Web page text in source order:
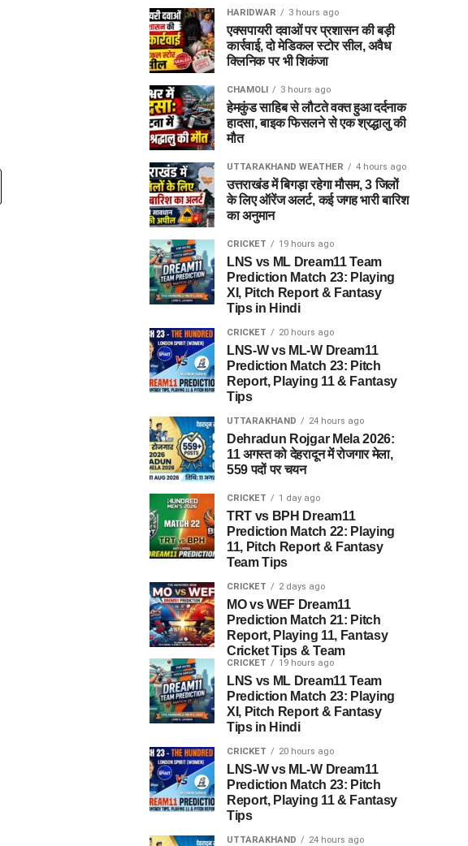
HARIDWAR 3 hours ago
एक्सपायरी दवाओं पर प्रशासन की बड़ी
कार्रवाई, दो मेडिकल स्टोर सील, अवैध
क्लिनिक पर भी शिकंजा
CHAMOLI 3 hours ago
हेमकुंड साहिब से लौटते वक्त हुआ दर्दनाक
हादसा, बाइक फिसलने से एक श्रद्धालु की
मौत
UTTARAKHAND WEATHER 4 hours ago
उत्तराखंड में बिगड़ा रहेगा मौसम, 3 जिलों
के लिए ऑरेंज अलर्ट, कई जगह भारी बारिश
का अनुमान
CRICKET 19 hours ago
LNS vs ML Dream11 Team
Prediction Match 23: Playing
XI, Pitch Report & Fantasy
Tips in Hindi
CRICKET 20 hours ago
LNS-W vs ML-W Dream11
Prediction Match 23: Pitch
Report, Playing 11 & Fantasy
Tips
UTTARAKHAND 24 hours ago
Dehradun Rojgar Mela 2026:
11 अगस्त को देहरादून में रोजगार मेला,
559 पदों पर चयन
CRICKET 1 day ago
TRT vs BPH Dream11
Prediction Match 22: Playing
11, Pitch Report & Fantasy
Team Tips
CRICKET 2 days ago
MO vs WEF Dream11
Prediction Match 21: Pitch
Report, Playing 11, Fantasy
Cricket Tips & Team
CRICKET 19 hours ago
LNS vs ML Dream11 Team
Prediction Match 23: Playing
XI, Pitch Report & Fantasy
Tips in Hindi
CRICKET 20 hours ago
LNS-W vs ML-W Dream11
Prediction Match 23: Pitch
Report, Playing 11 & Fantasy
Tips
UTTARAKHAND 24 hours ago